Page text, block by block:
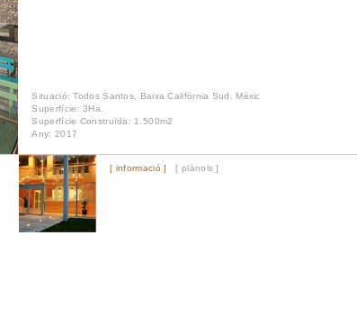
Situació: Todos Santos, Baixa Califòrnia Sud. Mèxic
Superfície: 3Ha.
Superfície Construïda: 1.500m2
Any: 2017
[ informació ] [ plànols ]